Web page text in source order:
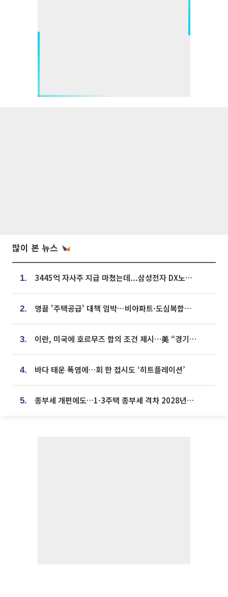
많이 본 뉴스
1. 3445억 자사주 지급 마쳤는데...삼성전자 DX노조, 뒤늦은 '떼쓰기 집회'
2. 영끌 '주택공급' 대책 임박⋯비아파트·도심복합까지 총동원
3. 이란, 미국에 호르무즈 합의 조건 제시…美 “경기 아직 안 끝나” [종합]
4. 바다 태운 폭염에…회 한 접시도 ‘히트플레이션’
5. 종부세 개편에도…1·3주택 종부세 격차 2028년부터 확대